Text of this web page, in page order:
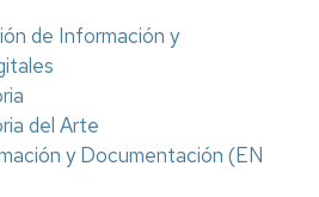
de Información y
del Arte
y Documentación (EN